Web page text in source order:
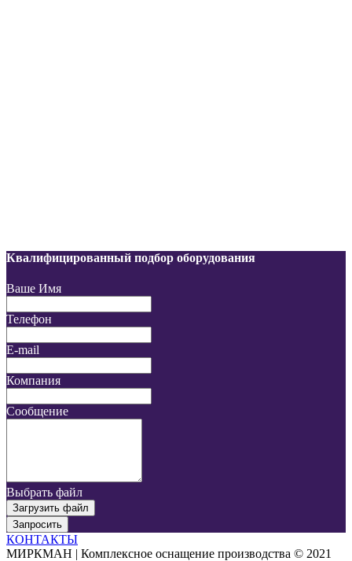
Квалифицированный подбор оборудования
Ваше Имя
Телефон
E-mail
Компания
Сообщение
Выбрать файл
Загрузить файл
Запросить
КОНТАКТЫ
МИРКМАН | Комплексное оснащение производства © 2021